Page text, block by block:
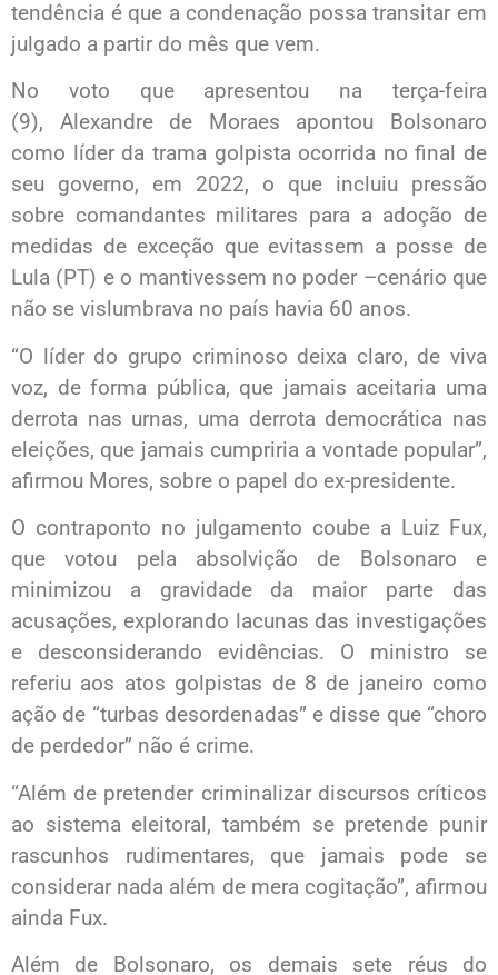
tendência é que a condenação possa transitar em
julgado a partir do mês que vem.
No voto que apresentou na terça-feira
(9), Alexandre de Moraes apontou Bolsonaro
como líder da trama golpista ocorrida no final de
seu governo, em 2022, o que incluiu pressão
sobre comandantes militares para a adoção de
medidas de exceção que evitassem a posse de
Lula (PT) e o mantivessem no poder –cenário que
não se vislumbrava no país havia 60 anos.
“O líder do grupo criminoso deixa claro, de viva
voz, de forma pública, que jamais aceitaria uma
derrota nas urnas, uma derrota democrática nas
eleições, que jamais cumpriria a vontade popular”,
afirmou Mores, sobre o papel do ex-presidente.
O contraponto no julgamento coube a Luiz Fux,
que votou pela absolvição de Bolsonaro e
minimizou a gravidade da maior parte das
acusações, explorando lacunas das investigações
e desconsiderando evidências. O ministro se
referiu aos atos golpistas de 8 de janeiro como
ação de “turbas desordenadas” e disse que “choro
de perdedor” não é crime.
“Além de pretender criminalizar discursos críticos
ao sistema eleitoral, também se pretende punir
rascunhos rudimentares, que jamais pode se
considerar nada além de mera cogitação”, afirmou
ainda Fux.
Além de Bolsonaro, os demais sete réus do